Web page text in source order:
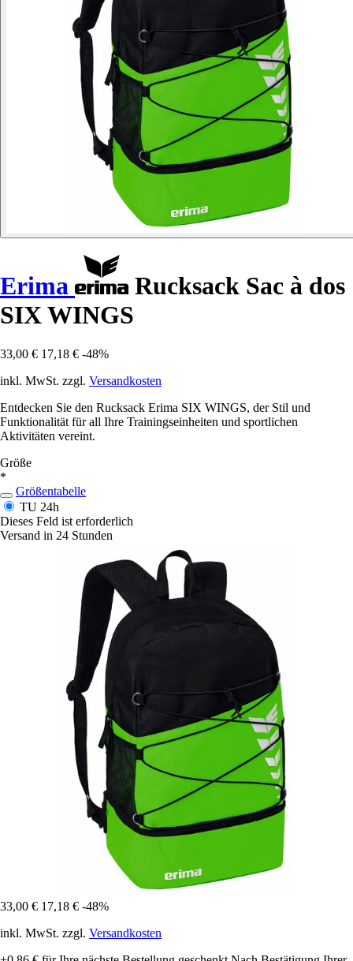
Erima
Rucksack Sac à dos
SIX WINGS
33,00 € 17,18 € -48%
inkl. MwSt. zzgl. Versandkosten
Entdecken Sie den Rucksack Erima SIX WINGS, der Stil und
Funktionalität für all Ihre Trainingseinheiten und sportlichen
Aktivitäten vereint.
Größe
*
Größentabelle
TU 24h
Dieses Feld ist erforderlich
Versand in 24 Stunden
33,00 € 17,18 € -48%
inkl. MwSt. zzgl. Versandkosten